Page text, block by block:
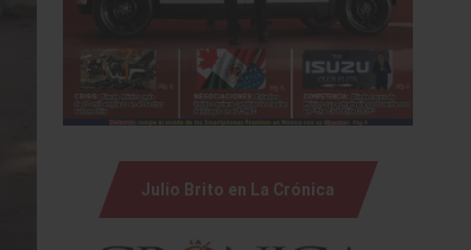
Julio Brito en La Crónica